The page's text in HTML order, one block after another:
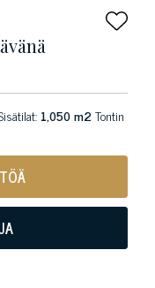
1,050 m2Tontin